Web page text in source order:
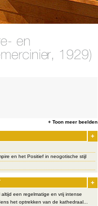
+ Toon meer beelden
+
en het Positief in neogotische stijl
+
een regelmatige en vrij intense
het optrekken van de kathedraal...